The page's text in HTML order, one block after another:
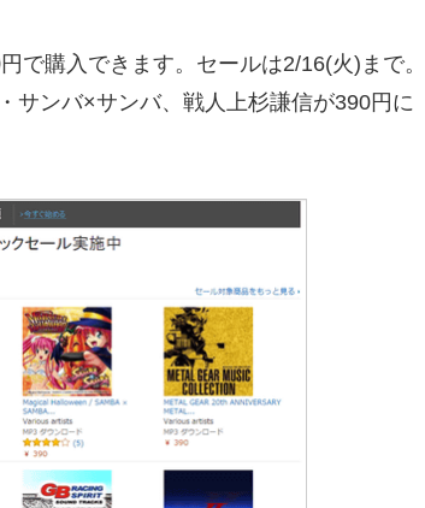
で購入できます。セールは2/16(火)まで。
サンバ×サンバ、戦人上杉謙信が390円に